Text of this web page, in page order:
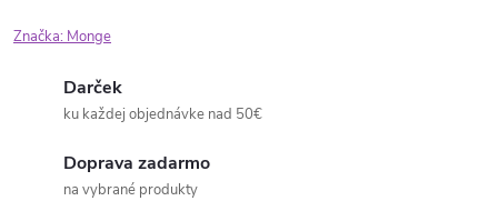
Značka: Monge
Darček
ku každej objednávke nad 50€
Doprava zadarmo
na vybrané produkty